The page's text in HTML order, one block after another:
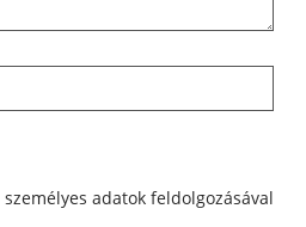
személyes adatok feldolgozásával